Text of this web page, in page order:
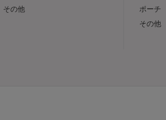
その他
ポーチ
その他